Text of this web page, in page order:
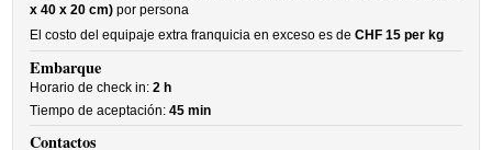
x 40 x 20 cm) por persona
El costo del equipaje extra franquicia en exceso es deCHF 15 per kg
Embarque
Horario de check in:2 h
Tiempo de aceptación:45 min
Contactos